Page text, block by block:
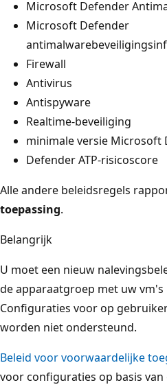
Microsoft Defender
Microsoft Defender
Firewall
Antivirus
Antispyware
Realtime-beveiliging
minimale versie Microsoft
Defender ATP-risicoscore
Alle andere beleidsregels
toepassing.
Belangrijk
U moet een nieuw
de apparaatgroep met uw vm's
Configuraties voor op
worden niet ondersteund.
Beleid voor voorwaardelijke
voor configuraties op basis